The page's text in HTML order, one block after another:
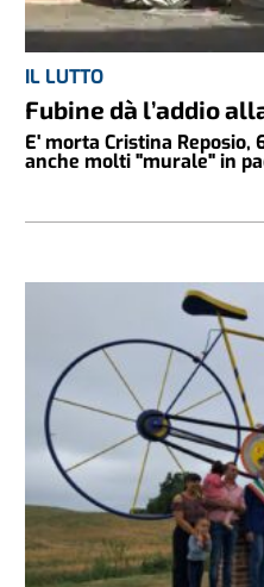
IL LUTTO
Fubine dà l’addio
E' morta Cristina Reposio,
anche molti "murale" in